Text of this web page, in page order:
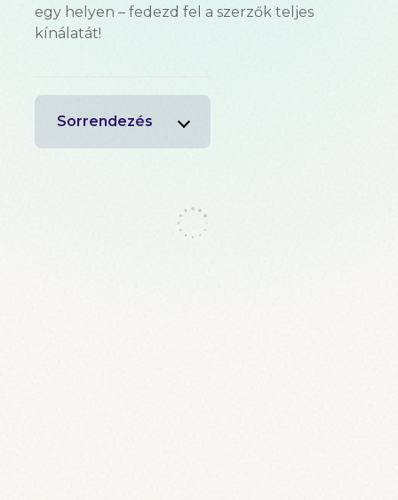
egy helyen – fedezd fel a szerzők teljes
kínálatát!
Sorrendezés